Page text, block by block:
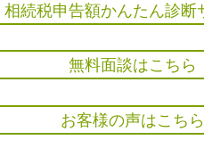
相続税申告額かんたん診断
無料面談はこちら
お客様の声はこちら